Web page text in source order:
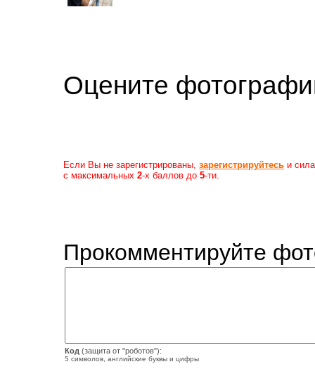
Оцените
Если Вы не зарегистрированы, зарегистрируйтесь и
с максимальных 2-х баллов до 5-ти.
Прокомментируйте
Код (защита от "роботов"):
5 символов, английские буквы и цифры